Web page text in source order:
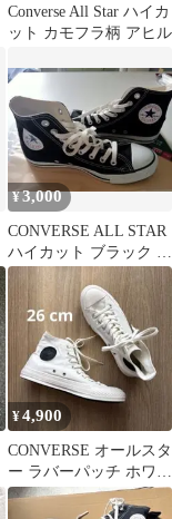
Converse All Star ハイカ
ット カモフラ柄 アヒル
¥3,000
CONVERSE ALL STAR
ハイカット ブラック 6
1/2 コンバース
¥4,900
CONVERSE オールスタ
ー ラバーパッチ ホワイ
ト 26 cm